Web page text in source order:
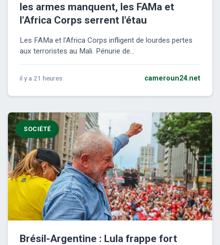
les armes manquent, les FAMa et
l'Africa Corps serrent l'étau
Les FAMa et l'Africa Corps infligent de lourdes pertes
aux terroristes au Mali. Pénurie de...
il y a 21 heures cameroun24.net
SOCIÉTÉ
Brésil-Argentine : Lula frappe fort